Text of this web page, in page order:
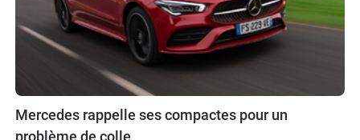
Mercedes rappelle ses compactes pour un
problème de colle